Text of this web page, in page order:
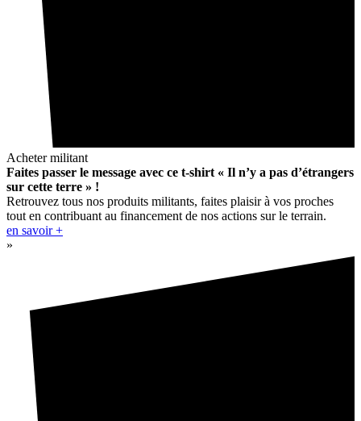
Acheter militant
Faites passer le message avec ce t-shirt « Il n’y a pas d’étrangers
sur cette terre » !
Retrouvez tous nos produits militants, faites plaisir à vos proches
tout en contribuant au financement de nos actions sur le terrain.
en savoir +
»